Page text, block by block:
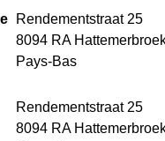
Rendementstraat 25
8094 RA
Pays-Bas
Rendementstraat 25
8094 RA